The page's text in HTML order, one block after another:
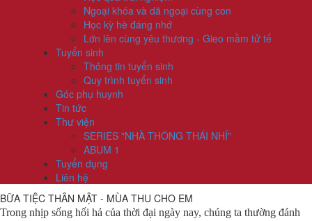
Ngoại khóa và dã ngoại cùng con
Học kỳ hè đáng nhớ
Lớn lên cùng yêu thương - Gieo mầm tử tế
Tuyển sinh
Thông tin tuyển sinh
Quy trình tuyển sinh
Góc phụ huynh
Tin tức
Thư viện
SERIES "NHÀ THÔNG THÁI NHÍ"
ABUM 1
Tuyển dụng
Liên hệ
BỮA TIỆC THÂN MẬT - MÙA THU CHO EM
Trong nhịp sống hối hả của thời đại ngày nay, chúng ta thường đánh